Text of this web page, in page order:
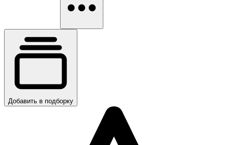
Добавить в подборку